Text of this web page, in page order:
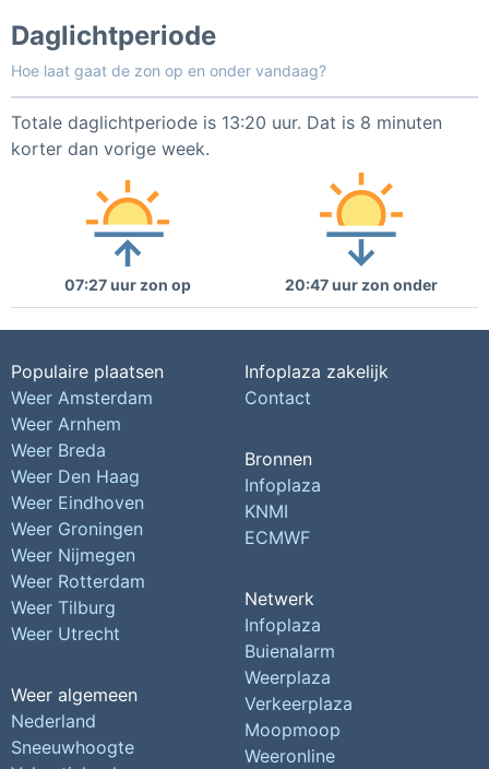
Daglichtperiode
Hoe laat gaat de zon op en onder vandaag?
Totale daglichtperiode is 13:20 uur. Dat is 8 minuten
korter dan vorige week.
07:27 uur zon op 20:47 uur zon onder
Populaire plaatsen
Weer Amsterdam
Weer Arnhem
Weer Breda
Weer Den Haag
Weer Eindhoven
Weer Groningen
Weer Nijmegen
Weer Rotterdam
Weer Tilburg
Weer Utrecht
Weer algemeen
Nederland
Sneeuwhoogte
Infoplaza zakelijk
Contact
Bronnen
Infoplaza
KNMI
ECMWF
Netwerk
Infoplaza
Buienalarm
Weerplaza
Verkeerplaza
Moopmoop
Weeronline